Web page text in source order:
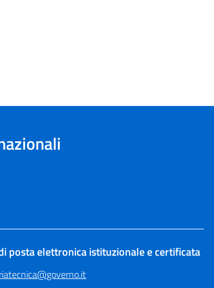
posta elettronica istituzionale e certificata